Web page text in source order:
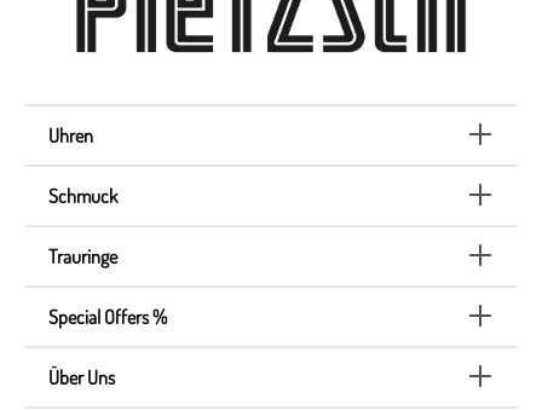
Uhren
Schmuck
Trauringe
Special Offers %
Über Uns